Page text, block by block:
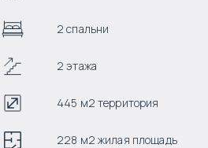
2 спальни
2 этажа
445 м2 территория
228 м2 жилая площадь